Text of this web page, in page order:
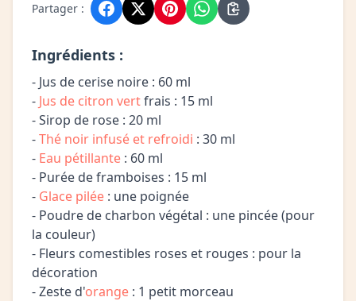
Partager :
Ingrédients :
- Jus de cerise noire : 60 ml
- Jus de citron vertfrais : 15 ml
- Sirop de rose : 20 ml
-Thé noir infusé et refroidi : 30 ml
- Eau pétillante : 60 ml
- Purée de framboises : 15 ml
- Glace pilée : une poignée
- Poudre de charbon végétal : une pincée (pour
la couleur)
- Fleurs comestibles roses et rouges : pour la
décoration
- Zeste d'orange : 1 petit morceau